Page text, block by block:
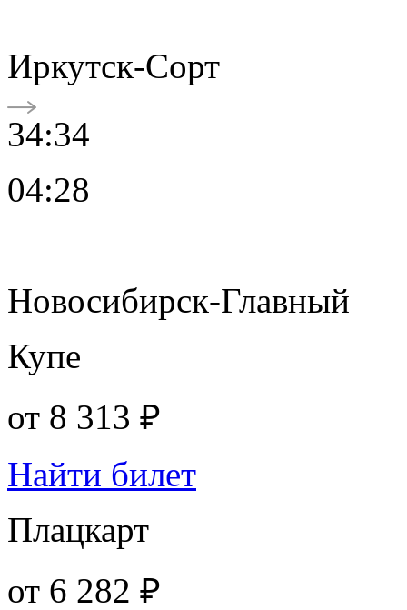
Иркутск-Сорт
34:34
04:28
Новосибирск-Главный
Купе
от 8 313 ₽
Найти билет
Плацкарт
от 6 282 ₽